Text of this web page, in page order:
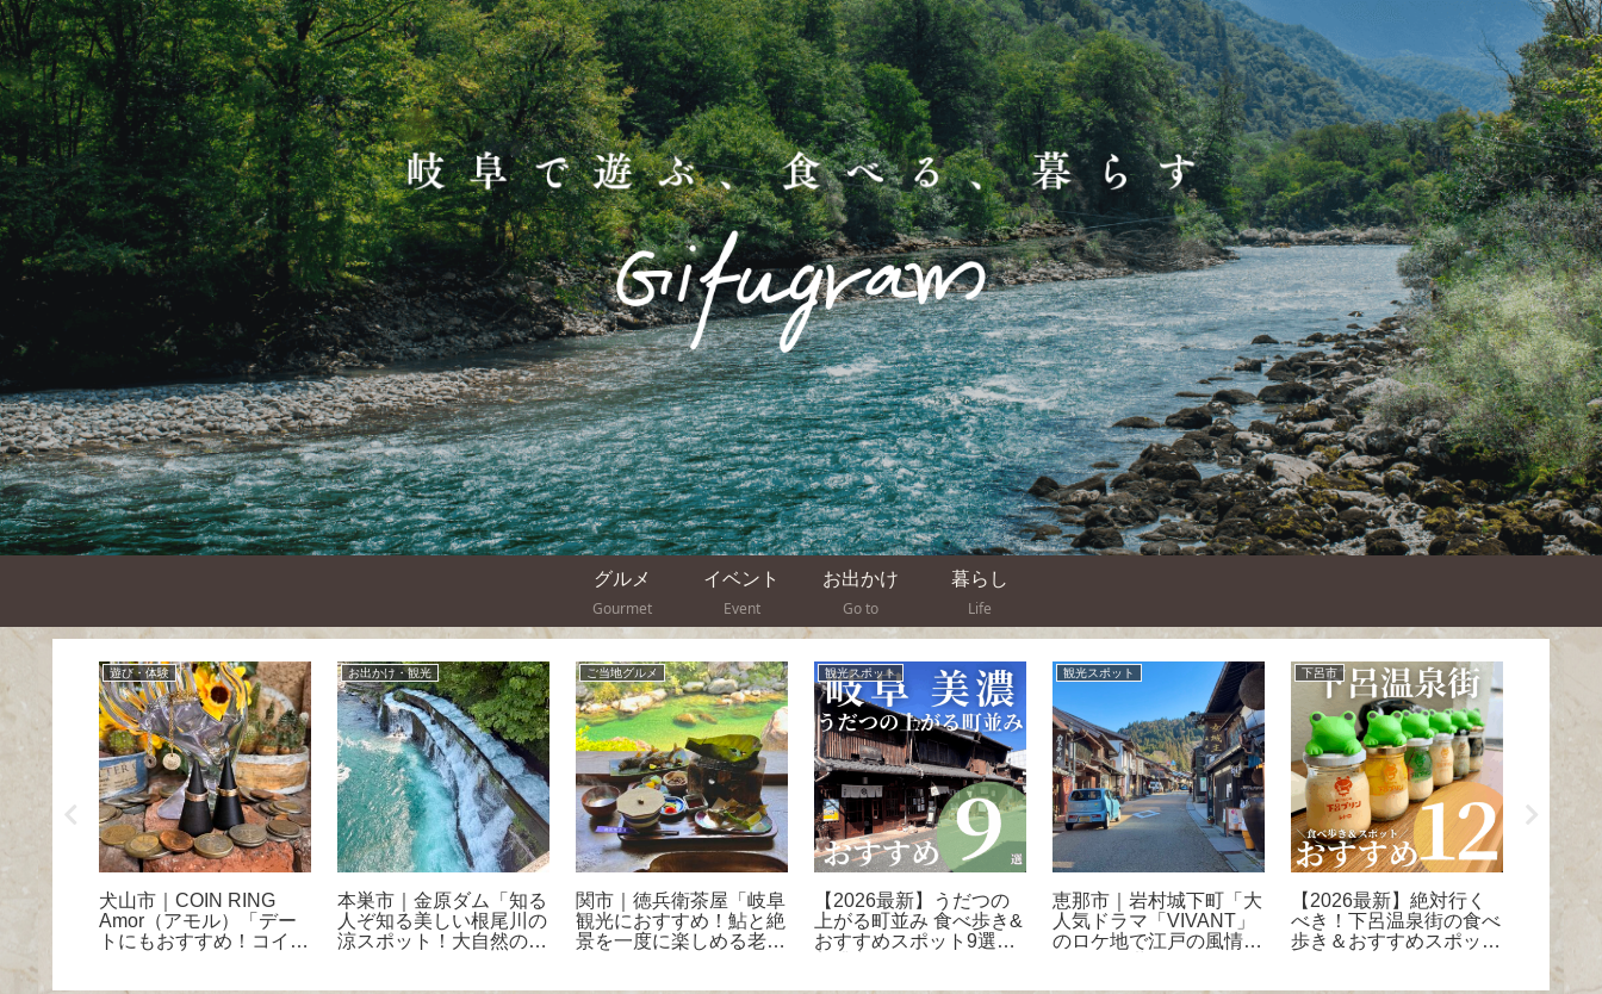
グルメ
Gourmet
イベント
Event
お出かけ
Go to
暮らし
Life
遊び・体験
犬山市｜COIN RING
Amor（アモル）「デー
トにもおすすめ！コイン
お出かけ・観光
本巣市｜金原ダム「知る
人ぞ知る美しい根尾川の
涼スポット！大自然のエ
ご当地グルメ
関市｜徳兵衛茶屋「岐阜
観光におすすめ！鮎と絶
景を一度に楽しめる老
観光スポット
【2026最新】うだつの
上がる町並み 食べ歩き&
おすすめスポット9選！-
観光スポット
恵那市｜岩村城下町「大
人気ドラマ「VIVANT」
のロケ地で江戸の風情と
下呂市
【2026最新】絶対行く
べき！下呂温泉街の食べ
歩き＆おすすめスポット
関市｜
国で
ン」